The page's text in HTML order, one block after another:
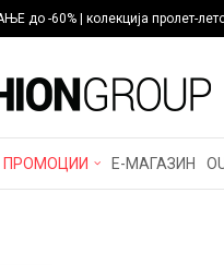
-60% | колекција пролет-
ПРОМОЦИИ Е-МАГАЗИН